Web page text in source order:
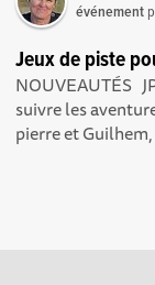
événement
Jeux de piste
NOUVEAUTÉS
suivre les
pierre et